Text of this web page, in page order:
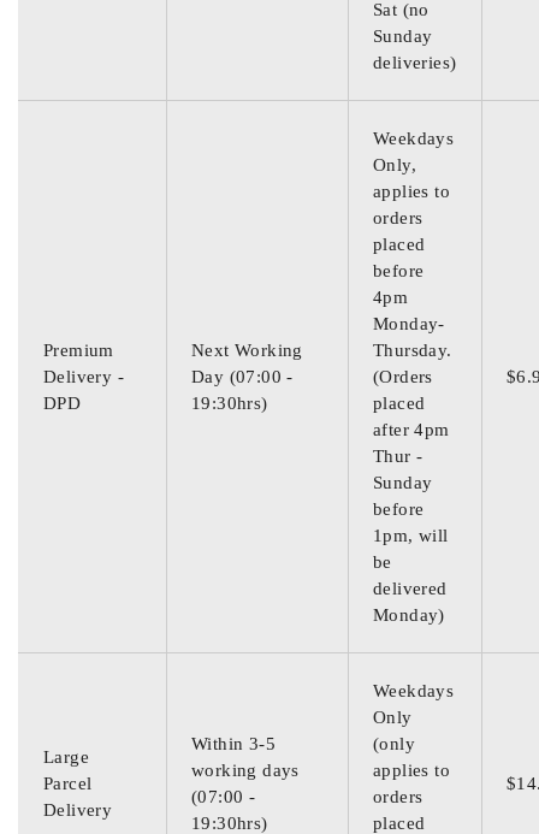
Sat (no
Sunday
deliveries)
Premium
Delivery -
DPD
Next Working
Day (07:00 -
19:30hrs)
Weekdays
Only,
applies to
orders
placed
before
4pm
Monday-
Thursday.
(Orders
placed
after 4pm
Thur -
Sunday
before
1pm, will
be
delivered
Monday)
Large
Parcel
Delivery
Within 3-5
working days
(07:00 -
19:30hrs)
Weekdays
Only
(only
applies to
orders
placed